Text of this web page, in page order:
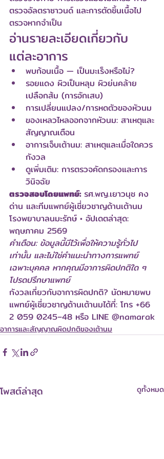
ตรวจอัลตราซาวนด์ และการตัดชิ้นเนื้อไป
ตรวจหากจำเป็น
อ่านรายละเอียดเกี่ยวกับ
แต่ละอาการ
พบก้อนเนื้อ — เป็นมะเร็งหรือไม่?
รอยแดง ผิวเป็นหลุม ผิวย่นคล้าย
เปลือกส้ม (การอักเสบ)
การเปลี่ยนแปลง/การหดตัวของหัวนม
ของเหลวไหลออกจากหัวนม: สาเหตุและ
สัญญาณเตือน
อาการเจ็บเต้านม: สาเหตุและเมื่อใดควร
กังวล
ดูเพิ่มเติม: การตรวจคัดกรองและการ
วินิจฉัย
ตรวจสอบโดยแพทย์: รศ.พญ.เยาวนุช คง
ด่าน และทีมแพทย์ผู้เชี่ยวชาญด้านเต้านม
โรงพยาบาลนมะรักษ์ • อัปเดตล่าสุด:
พฤษภาคม 2569
คำเตือน: ข้อมูลนี้มีไว้เพื่อให้ความรู้ทั่วไป
เท่านั้น และไม่ใช่คำแนะนำทางการแพทย์
เฉพาะบุคคล หากคุณมีอาการผิดปกติใด ๆ
โปรดปรึกษาแพทย์
กังวลเกี่ยวกับอาการผิดปกติ? นัดหมายพบ
แพทย์ผู้เชี่ยวชาญด้านเต้านมได้ที่: โทร +66
2 059 0245–48 หรือ LINE @namarak
อาการและสัญญาณผิดปกติของเต้านม
โพสต์ล่าสุด ดูทั้งหมด